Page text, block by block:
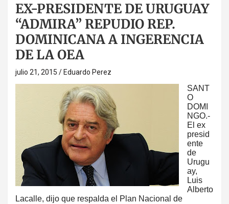
EX-PRESIDENTE DE URUGUAY
“ADMIRA” REPUDIO REP.
DOMINICANA A INGERENCIA
DE LA OEA
julio 21, 2015 Eduardo Perez
SANT
O
DOMI
NGO.-
El ex
presid
ente
de
Urugu
ay,
Luis
Alberto
Lacalle, dijo que respalda el Plan Nacional de